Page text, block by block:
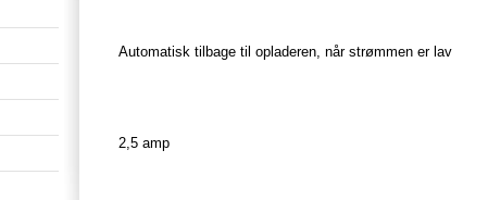
Automatisk tilbage til opladeren, når strømmen er lav
2,5 amp